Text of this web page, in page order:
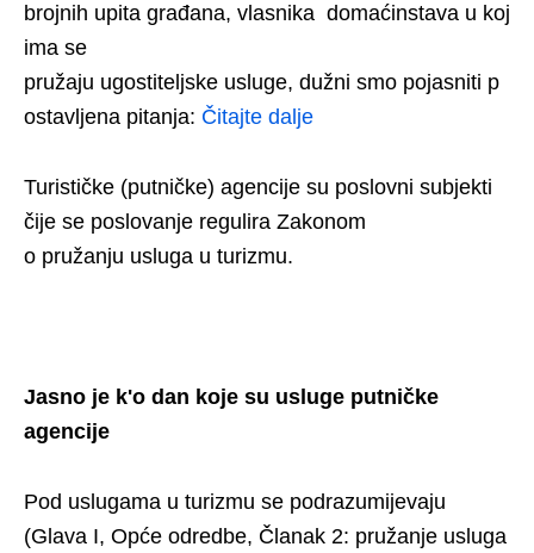
brojnih upita građana, vlasnika domaćinstava u koj
ima se
pružaju ugostiteljske usluge, dužni smo pojasniti p
ostavljena pitanja: Čitajte dalje
Turističke (putničke) agencije su poslovni subjekti
čije se poslovanje regulira Zakonom
o pružanju usluga u turizmu.
Jasno je k'o dan koje su usluge putničke
agencije
Pod uslugama u turizmu se podrazumijevaju
(Glava I, Opće odredbe, Članak 2: pružanje usluga